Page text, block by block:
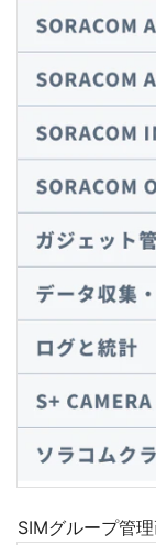
SIMグループ管